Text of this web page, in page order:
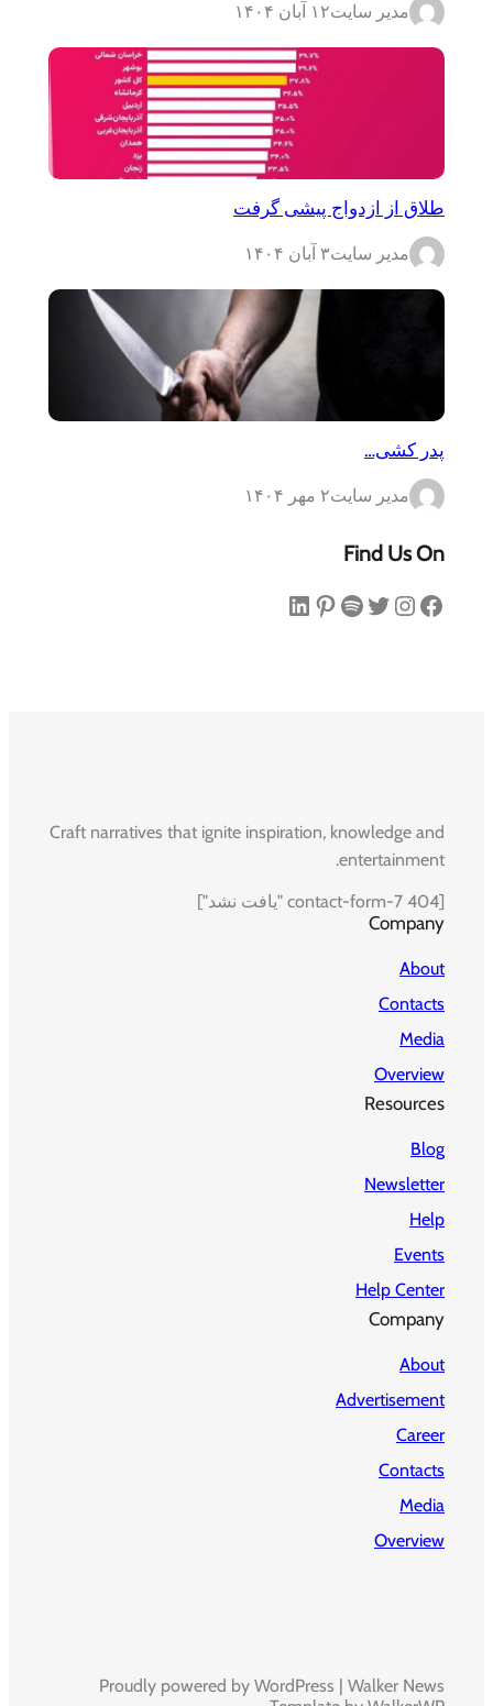
مدیر سایت۱۲ آبان ۱۴۰۴
طلاق از ازدواج پیشی گرفت
مدیر سایت۳ آبان ۱۴۰۴
پدر کشی…
مدیر سایت۲ مهر ۱۴۰۴
Find Us On
فیس‌بوک اینستاگرم توییتر اسپاتیفای پینترست لینکداین
Craft narratives that ignite inspiration, knowledge and
entertainment.
[contact-form-7 404 "یافت نشد"]
Company
About
Contacts
Media
Overview
Resources
Blog
Newsletter
Help
Events
Help Center
Company
About
Advertisement
Career
Contacts
Media
Overview
Proudly powered by WordPress | Walker News